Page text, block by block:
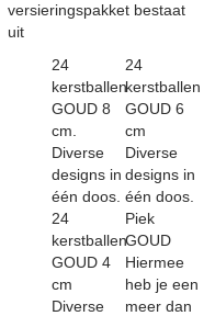
versieringspakket bestaat
uit
24
kerstballen
GOUD 8
cm.
Diverse
designs in
één doos.
24
kerstballen
GOUD 6
cm
Diverse
designs in
één doos.
24
kerstballen
GOUD 4
cm
Diverse
Piek
GOUD
Hiermee
heb je een
meer dan